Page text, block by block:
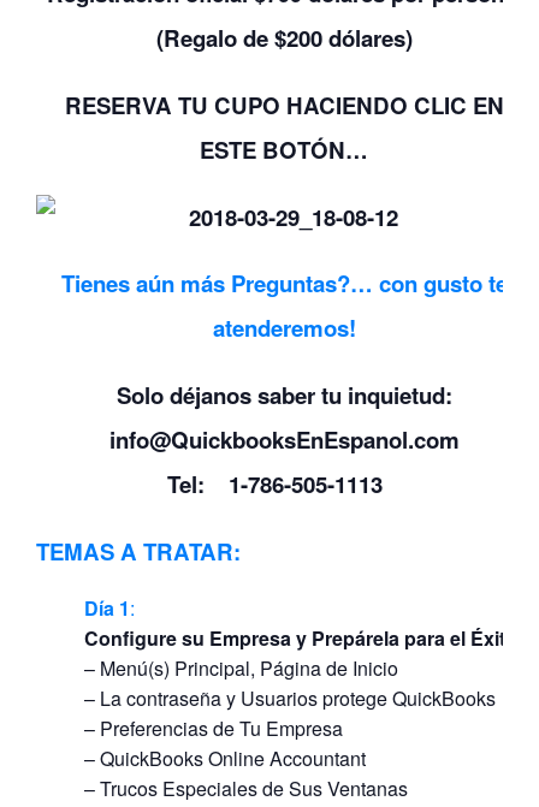
(Regalo de $200 dólares)
RESERVA TU CUPO HACIENDO CLIC EN
ESTE BOTÓN…
Tienes aún más Preguntas?… con gusto te
atenderemos!
Solo déjanos saber tu inquietud:
info@QuickbooksEnEspanol.com
Tel: 1-786-505-1113
TEMAS A TRATAR:
Día 1:
Configure su Empresa y Prepárela para el Éxito
– Menú(s) Principal, Página de Inicio
– La contraseña y Usuarios protege QuickBooks
– Preferencias de Tu Empresa
– QuickBooks Online Accountant
– Trucos Especiales de Sus Ventanas